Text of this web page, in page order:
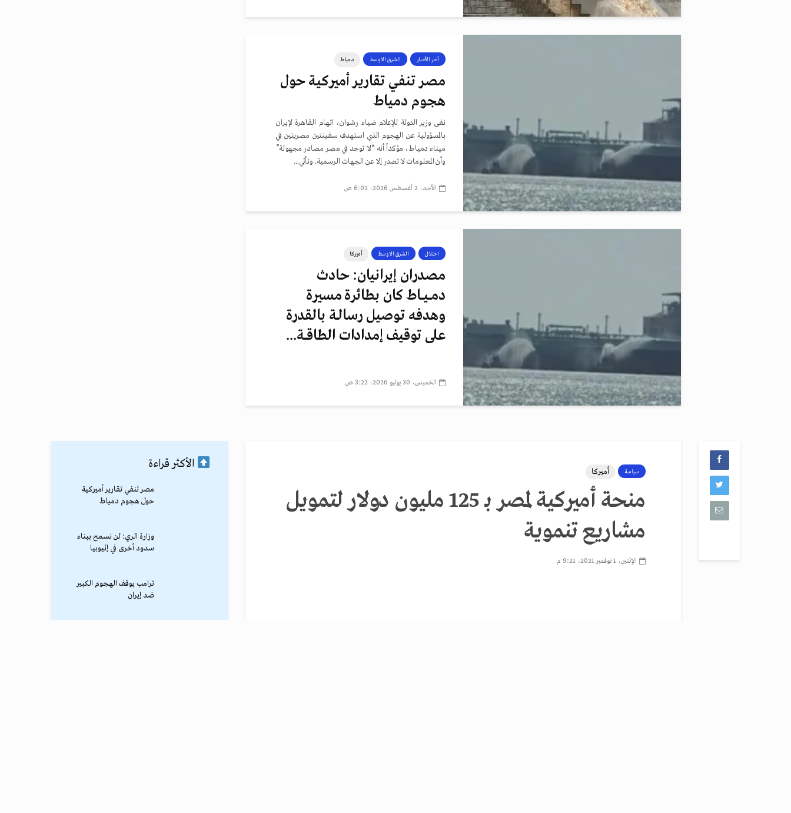
أخر الأخبار الشرق الاوسط دمياط
مصر تنفي تقارير أميركية حول
هجوم دمياط
نفى وزير الدولة للإعلام ضياء رشوان، اتهام القاهرة لإيران
بالمسؤولية عن الهجوم الذي استهدف سفينتين مصريتين في
ميناء دمياط، مؤكداً أنه “لا توجد في مصر مصادر مجهولة”
وأن المعلومات لا تصدر إلا عن الجهات الرسمية. وتأتي...
الأحد، 2 أغسطس 2026، 6:02 ص
احتلال الشرق الاوسط أميركا
مصدران إيرانيان: حادث
دمــيــاط كان بطائرة مسيرة
وهدفه توصيل رسالـة بالقدرة
على توقيف إمدادات الطاقــة...
الخميس، 30 يوليو 2026، 3:22 ص
سياسة أميركا
منحة أميركية لمصر بـ 125 مليون دولار لتمويل
مشاريع تنموية
الإثنين، 1 نوفمبر 2021، 9:21 م
الأكثر قراءة
مصر تنفي تقارير أميركية
حول هجوم دمياط
وزارة الري: لن نسمح ببناء
سدود أخرى في إثيوبيا
ترامب يوقف الهجوم الكبير
ضد إيران